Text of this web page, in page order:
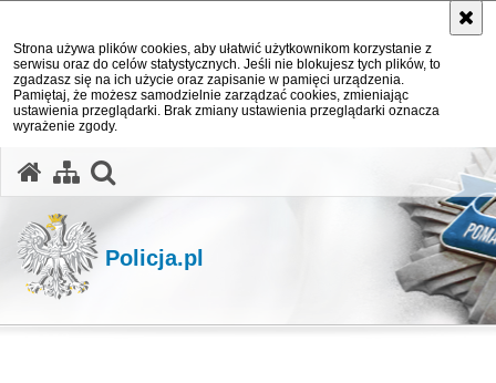
Strona używa plików cookies, aby ułatwić użytkownikom korzystanie z
serwisu oraz do celów statystycznych. Jeśli nie blokujesz tych plików, to
zgadzasz się na ich użycie oraz zapisanie w pamięci urządzenia.
Pamiętaj, że możesz samodzielnie zarządzać cookies, zmieniając
ustawienia przeglądarki. Brak zmiany ustawienia przeglądarki oznacza
wyrażenie zgody.
Policja.pl